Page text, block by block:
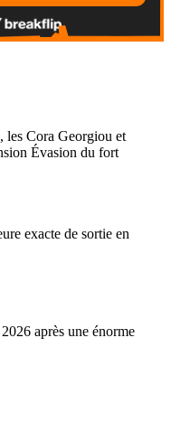
les Cora Georgiou et
Évasion du fort
exacte de sortie en
après une énorme